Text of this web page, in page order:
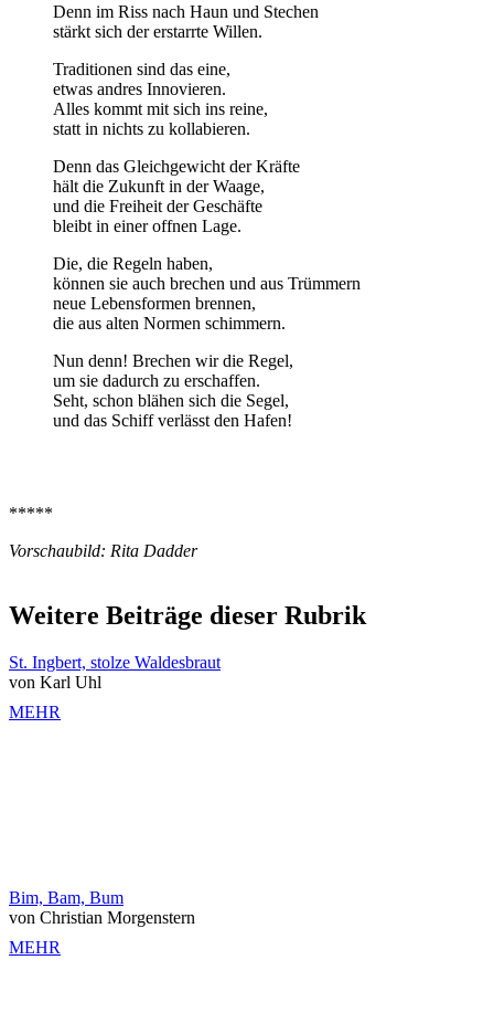
Denn im Riss nach Haun und Stechen
stärkt sich der erstarrte Willen.
Traditionen sind das eine,
etwas andres Innovieren.
Alles kommt mit sich ins reine,
statt in nichts zu kollabieren.
Denn das Gleichgewicht der Kräfte
hält die Zukunft in der Waage,
und die Freiheit der Geschäfte
bleibt in einer offnen Lage.
Die, die Regeln haben,
können sie auch brechen und aus Trümmern
neue Lebensformen brennen,
die aus alten Normen schimmern.
Nun denn! Brechen wir die Regel,
um sie dadurch zu erschaffen.
Seht, schon blähen sich die Segel,
und das Schiff verlässt den Hafen!
*****
Vorschaubild: Rita Dadder
Weitere Beiträge dieser Rubrik
St. Ingbert, stolze Waldesbraut
von Karl Uhl
MEHR
Bim, Bam, Bum
von Christian Morgenstern
MEHR